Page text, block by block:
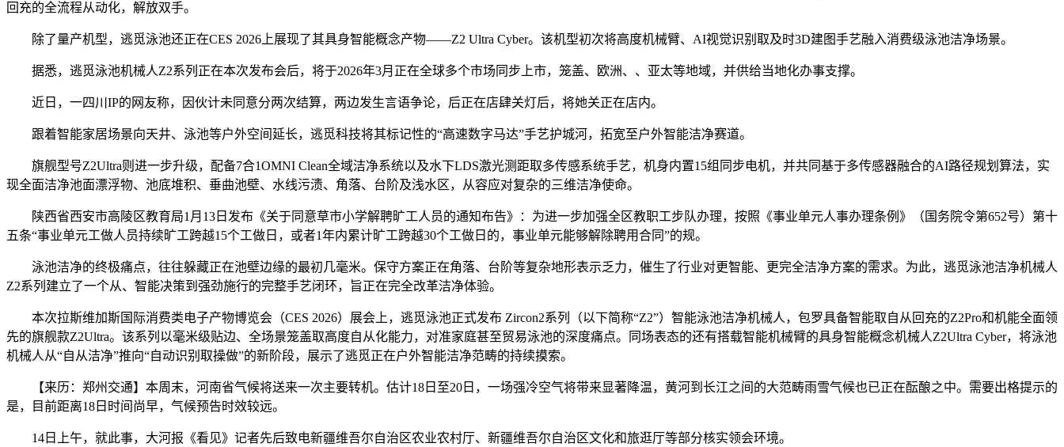
回充的全流程从动化，解放双手。
除了量产机型，逃觅泳池还正在CES 2026上展现了其具身智能概念产物——Z2 Ultra Cyber。该机型初次将高度机械臂、AI视觉识别取及时3D建图手艺融入消费级泳池洁净场景。
据悉，逃觅泳池机械人Z2系列正在本次发布会后，将于2026年3月正在全球多个市场同步上市，笼盖、欧洲、、亚太等地域，并供给当地化办事支撑。
近日，一四川IP的网友称，因伙计未同意分两次结算，两边发生言语争论，后正在店肆关灯后，将她关正在店内。
跟着智能家居场景向天井、泳池等户外空间延长，逃觅科技将其标记性的“高速数字马达”手艺护城河，拓宽至户外智能洁净赛道。
旗舰型号Z2Ultra则进一步升级，配备7合1OMNI Clean全域洁净系统以及水下LDS激光测距取多传感系统手艺，机身内置15组同步电机，并共同基于多传感器融合的AI路径规划算法，实
现全面洁净池面漂浮物、池底堆积、垂曲池壁、水线污渍、角落、台阶及浅水区，从容应对复杂的三维洁净使命。
陕西省西安市高陵区教育局1月13日发布《关于同意草市小学解聘旷工人员的通知布告》：为进一步加强全区教职工步队办理，按照《事业单元人事办理条例》（国务院令第652号）第十
五条“事业单元工做人员持续旷工跨越15个工做日，或者1年内累计旷工跨越30个工做日的，事业单元能够解除聘用合同”的规。
泳池洁净的终极痛点，往往躲藏正在池壁边缘的最初几毫米。保守方案正在角落、台阶等复杂地形表示乏力，催生了行业对更智能、更完全洁净方案的需求。为此，逃觅泳池洁净机械人
Z2系列建立了一个从、智能决策到强劲施行的完整手艺闭环，旨正在完全改革洁净体验。
本次拉斯维加斯国际消费类电子产物博览会（CES 2026）展会上，逃觅泳池正式发布 Zircon2系列（以下简称“Z2”）智能泳池洁净机械人，包罗具备智能取自从回充的Z2Pro和机能全面领
先的旗舰款Z2Ultra。该系列以毫米级贴边、全场景笼盖取高度自从化能力，对准家庭甚至贸易泳池的深度痛点。同场表态的还有搭载智能机械臂的具身智能概念机械人Z2Ultra Cyber，将泳池
机械人从“自从洁净”推向“自动识别取操做”的新阶段，展示了逃觅正在户外智能洁净范畴的持续摸索。
【来历：郑州交通】本周末，河南省气候将送来一次主要转机。估计18日至20日，一场强冷空气将带来显著降温，黄河到长江之间的大范畴雨雪气候也已正在酝酿之中。需要出格提示的
是，目前距离18日时间尚早，气候预告时效较远。
14日上午，就此事，大河报《看见》记者先后致电新疆维吾尔自治区农业农村厅、新疆维吾尔自治区文化和旅逛厅等部分核实领会环境。